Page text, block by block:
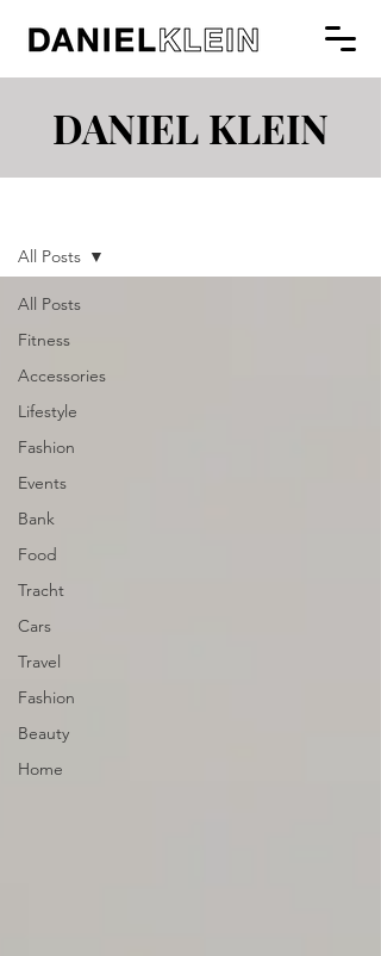
DANIEL KLEIN
All Posts
Fitness
Accessories
Lifestyle
Fashion
Events
Bank
Food
Tracht
Cars
Travel
Fashion
Beauty
Home
All Posts